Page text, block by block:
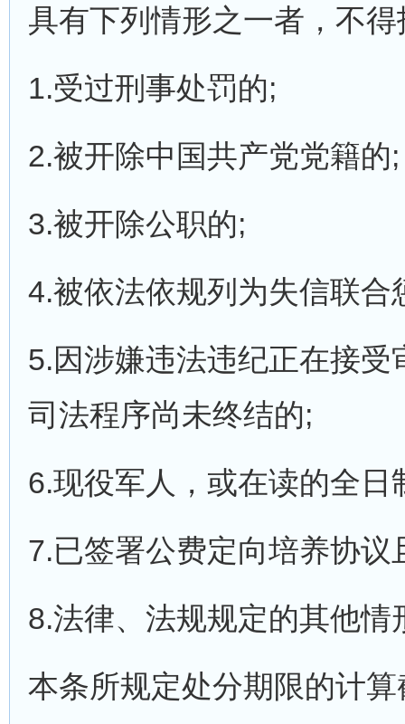
具有下列情形之一者，不
1.受过刑事处罚的;
2.被开除中国共产党党籍的;
3.被开除公职的;
4.被依法依规列为失信联合
5.因涉嫌违法违纪正在接
司法程序尚未终结的;
6.现役军人，或在读的全日
7.已签署公费定向培养协
8.法律、法规规定的其他情
本条所规定处分期限的计